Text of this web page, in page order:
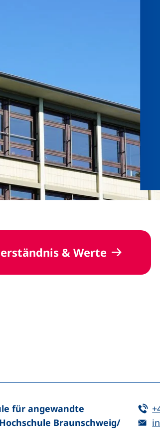
& Werte
öffnet neues Fenster)
Link, öffnet neues Fenster)
für angewandte
Braunschweig/​